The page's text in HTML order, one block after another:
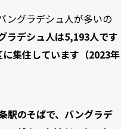
ングラデシュ人が多いの
ラデシュ人は5,193人です
集住しています（2023年
駅のそばで、バングラデ